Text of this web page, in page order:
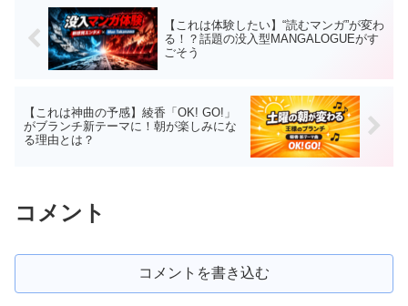
【これは体験したい】“読むマンガ”が変わ
る！？話題の没入型MANGALOGUEがす
ごそう
【これは神曲の予感】綾香「OK! GO!」
がブランチ新テーマに！朝が楽しみにな
る理由とは？
コメント
コメントを書き込む